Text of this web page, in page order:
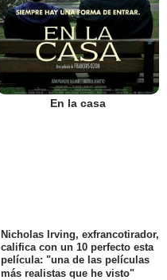
En la casa
Nicholas Irving, exfrancotirador,
califica con un 10 perfecto esta
película: "una de las películas
más realistas que he visto"